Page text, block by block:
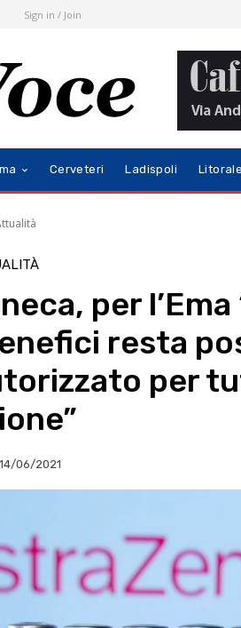
Sign in / Join
Cerveteri Ladispoli Litorale
per
resta
per
14/06/2021